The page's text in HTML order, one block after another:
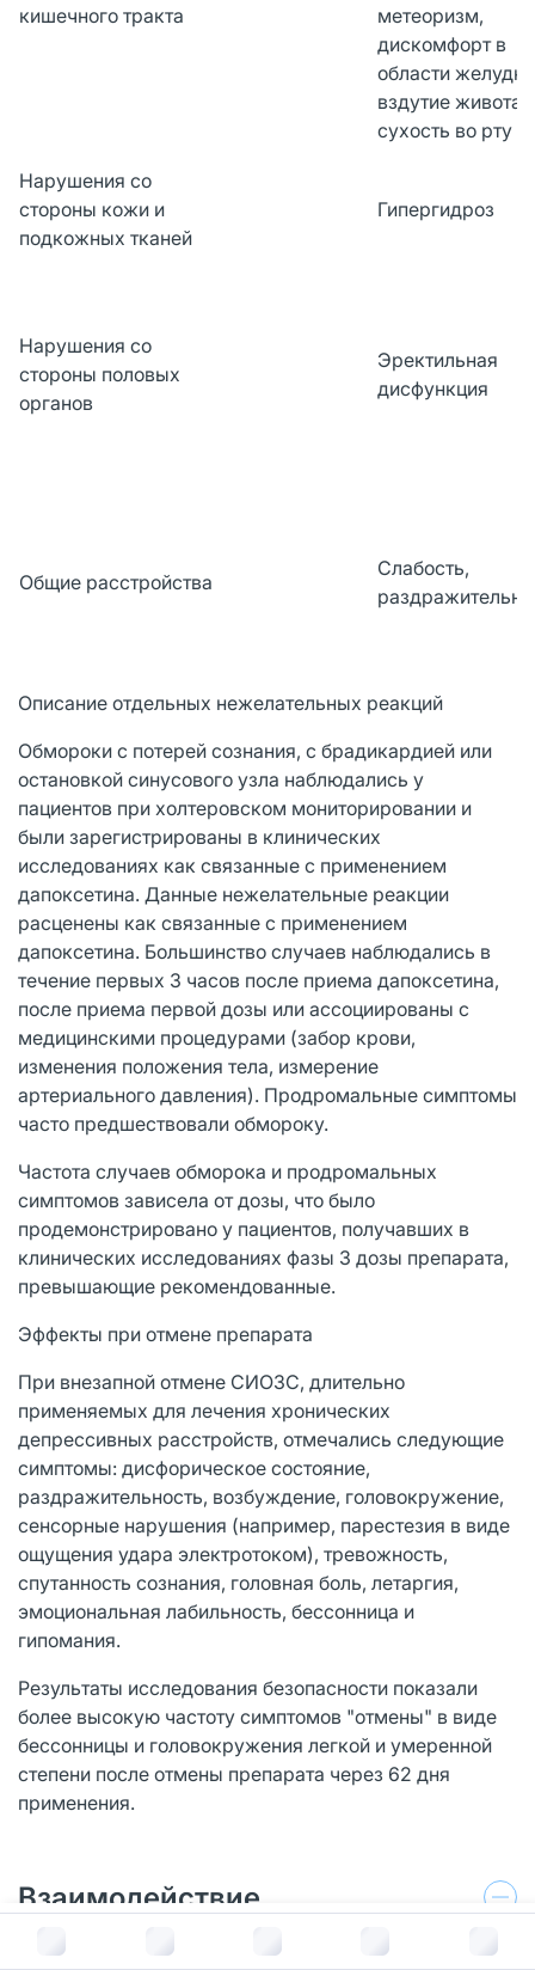
кишечного тракта
метеоризм,
дискомфорт в
области
вздутие живота,
сухость во рту
Нарушения со
стороны кожи и
подкожных тканей
Гипергидроз
Нарушения со
стороны половых
органов
Эректильная
дисфункция
Общие расстройства
Слабость,
Описание отдельных нежелательных реакций
Обмороки с потерей сознания, с брадикардией или
остановкой синусового узла наблюдались у
пациентов при холтеровском мониторировании и
были зарегистрированы в клинических
исследованиях как связанные с применением
дапоксетина. Данные нежелательные реакции
расценены как связанные с применением
дапоксетина. Большинство случаев наблюдались в
течение первых 3 часов после приема дапоксетина,
после приема первой дозы или ассоциированы с
медицинскими процедурами (забор крови,
изменения положения тела, измерение
артериального давления). Продромальные симптомы
часто предшествовали обмороку.
Частота случаев обморока и продромальных
симптомов зависела от дозы, что было
продемонстрировано у пациентов, получавших в
клинических исследованиях фазы 3 дозы препарата,
превышающие рекомендованные.
Эффекты при отмене препарата
При внезапной отмене СИОЗС, длительно
применяемых для лечения хронических
депрессивных расстройств, отмечались следующие
симптомы: дисфорическое состояние,
раздражительность, возбуждение, головокружение,
сенсорные нарушения (например, парестезия в виде
ощущения удара электротоком), тревожность,
спутанность сознания, головная боль, летаргия,
эмоциональная лабильность, бессонница и
гипомания.
Результаты исследования безопасности показали
более высокую частоту симптомов "отмены" в виде
бессонницы и головокружения легкой и умеренной
степени после отмены препарата через 62 дня
применения.
Взаимодействие
Взаимодействие с ингибиторами моноаминоксидазы